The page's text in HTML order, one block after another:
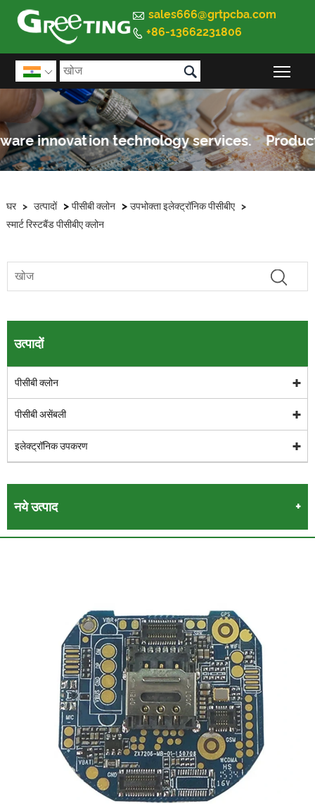
 sales666@grtpcba.com
 +86-13662231806
 
घर > उत्पादों > पीसीबी क्लोन > उपभोक्ता इलेक्ट्रॉनिक पीसीबीए >
स्मार्ट रिस्टबैंड पीसीबीए क्लोन
उत्पादों
पीसीबी क्लोन
पीसीबी असेंबली
इलेक्ट्रॉनिक उपकरण
नये उत्पाद